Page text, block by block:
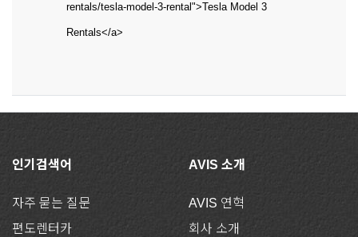
rentals/tesla-model-3-rental">Tesla Model 3
Rentals</a>
인기검색어
자주 묻는 질문
편도렌터카
AVIS 소개
AVIS 연혁
회사 소개